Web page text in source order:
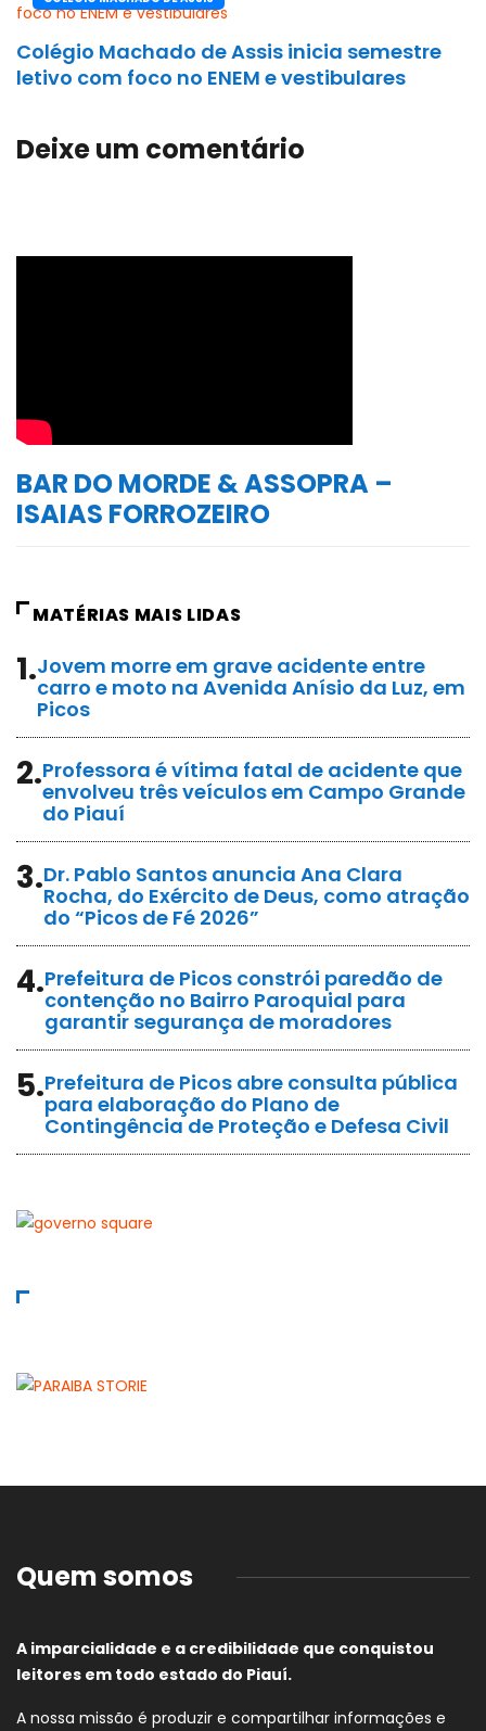
Colégio Machado de Assis inicia semestre
letivo com foco no ENEM e vestibulares
Deixe um comentário
BAR DO MORDE & ASSOPRA –
ISAIAS FORROZEIRO
MATÉRIAS MAIS LIDAS
1.Jovem morre em grave acidente entre
carro e moto na Avenida Anísio da Luz, em
Picos
2.Professora é vítima fatal de acidente que
envolveu três veículos em Campo Grande
do Piauí
3.Dr. Pablo Santos anuncia Ana Clara
Rocha, do Exército de Deus, como atração
do “Picos de Fé 2026”
4.Prefeitura de Picos constrói paredão de
contenção no Bairro Paroquial para
garantir segurança de moradores
5.Prefeitura de Picos abre consulta pública
para elaboração do Plano de
Contingência de Proteção e Defesa Civil
Quem somos
A imparcialidade e a credibilidade que conquistou
leitores em todo estado do Piauí.
A nossa missão é produzir e compartilhar informações e